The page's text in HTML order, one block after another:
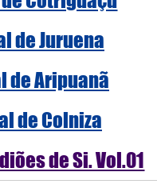
de Juruena
de Aripuanã
de Colniza
de Si. Vol.01